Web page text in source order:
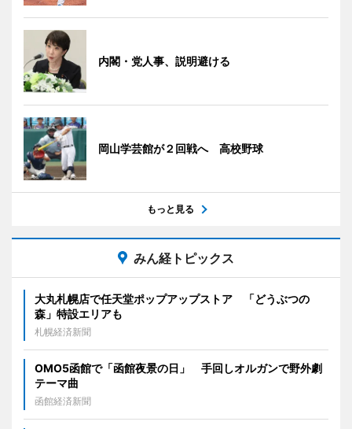
内閣・党人事、説明避ける
岡山学芸館が２回戦へ 高校野球
もっと見る
みん経トピックス
大丸札幌店で任天堂ポップアップストア 「どうぶつの
森」特設エリアも
札幌経済新聞
OMO5函館で「函館夜景の日」 手回しオルガンで野外劇
テーマ曲
函館経済新聞